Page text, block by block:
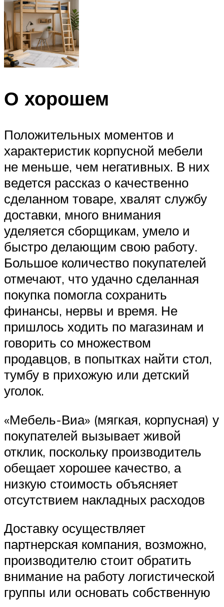
О хорошем
Положительных моментов и
характеристик корпусной мебели
не меньше, чем негативных. В них
ведется рассказ о качественно
сделанном товаре, хвалят службу
доставки, много внимания
уделяется сборщикам, умело и
быстро делающим свою работу.
Большое количество покупателей
отмечают, что удачно сделанная
покупка помогла сохранить
финансы, нервы и время. Не
пришлось ходить по магазинам и
говорить со множеством
продавцов, в попытках найти стол,
тумбу в прихожую или детский
уголок.
«Мебель-Виа» (мягкая, корпусная) у
покупателей вызывает живой
отклик, поскольку производитель
обещает хорошее качество, а
низкую стоимость объясняет
отсутствием накладных расходов
Доставку осуществляет
партнерская компания, возможно,
производителю стоит обратить
внимание на работу логистической
группы или основать собственную